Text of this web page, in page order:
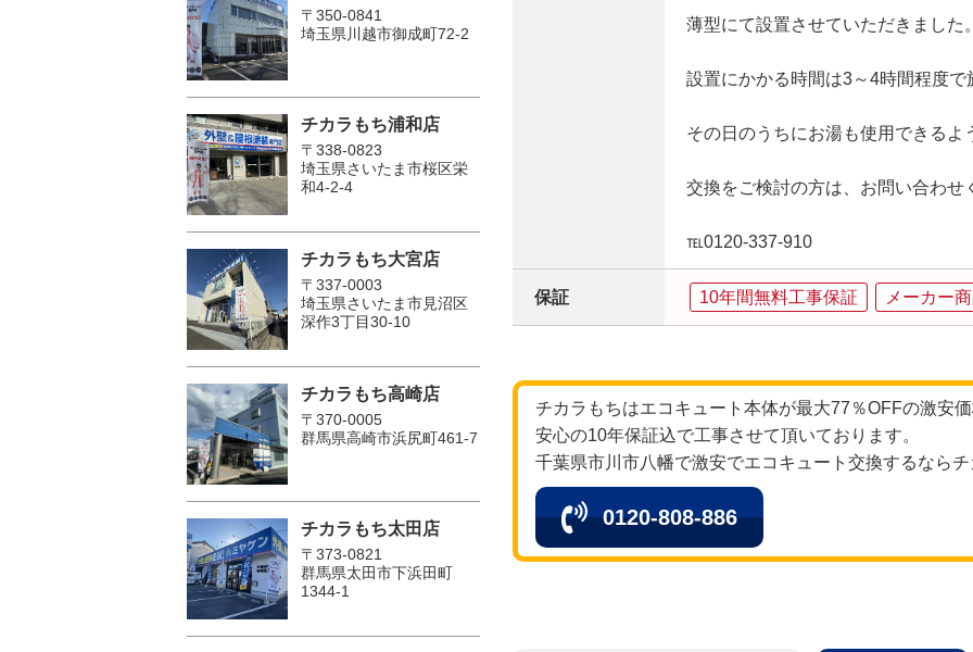
薄型にて設置させていただきました
設置にかかる時間は3～4時間程度で
その日のうちにお湯も使用できるよ
交換をご検討の方は、お問い合わせ
℡0120-337-910
保証 10年間無料工事保証 メーカー
チカラもちはエコキュート本体が最大77％OFFの激安
安心の10年保証込で工事させて頂いております。
千葉県市川市八幡で激安でエコキュート交換するなら
0120-808-886
〒350-0841
埼玉県川越市御成町72-2
チカラもち浦和店
〒338-0823
埼玉県さいたま市桜区栄
和4-2-4
チカラもち大宮店
〒337-0003
埼玉県さいたま市見沼区
深作3丁目30-10
チカラもち高崎店
〒370-0005
群馬県高崎市浜尻町461-7
チカラもち太田店
〒373-0821
群馬県太田市下浜田町
1344-1